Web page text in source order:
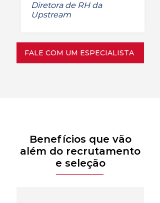
Diretora de RH da
Upstream
FALE COM UM ESPECIALISTA
Benefícios que vão
além do recrutamento
e seleção